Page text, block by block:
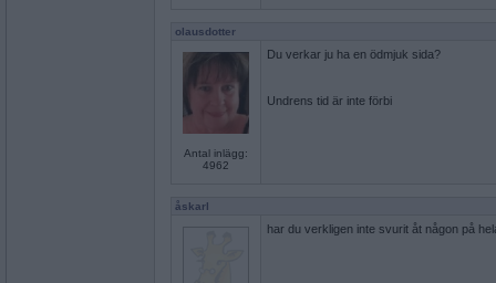
olausdotter
Antal inlägg:
4962
Du verkar ju ha en ödmjuk sida?
Undrens tid är inte förbi
åskarl
har du verkligen inte svurit åt någon på